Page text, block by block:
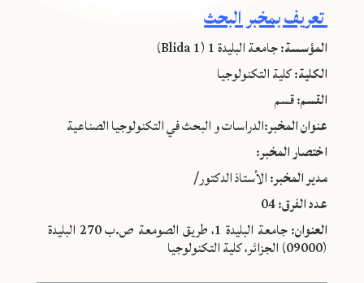
تعريف بمخبر البحث
المؤسسة:جامعة البليدة 1 (Blida 1)
الكلية:كلية التكنولوجيا
القسم:قسم
عنوان المخبر:الدراسات و البحث في التكنولوجيا الصناعية
اختصار المخبر:
مدير المخبر:الأستاذ الدكتور/
عدد الفرق:
العنوان:
جامعة البليدة 1، طريق الصومعة ص.ب 270 البليدة
(09000) الجزائر، كلية التكنولوجيا